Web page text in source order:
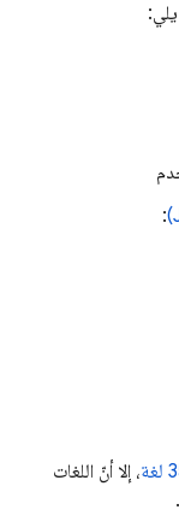
:
، إلا أنّ اللغات